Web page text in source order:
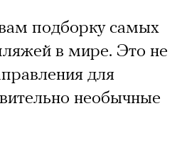
подборку самых
в мире. Это не
для
необычные